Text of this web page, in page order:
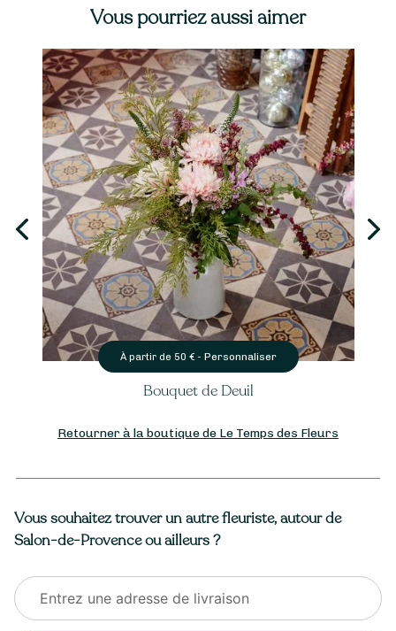
Vous pourriez aussi aimer
À partir de 50 € - Personnaliser
Bouquet de Deuil
Retourner à la boutique de Le Temps des Fleurs
Vous souhaitez trouver un autre fleuriste, autour de
Salon-de-Provence ou ailleurs ?